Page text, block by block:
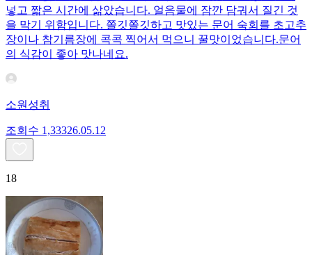
넣고 짧은 시간에 삶았습니다. 얼음물에 잠깐 담궈서 질긴 것
을 막기 위함입니다. 쫄깃쫄깃하고 맛있는 문어 숙회를 초고추
장이나 참기름장에 콕콕 찍어서 먹으니 꿀맛이었습니다.문어
의 식감이 좋아 맛나네요.
소원성취
조회수 1,33326.05.12
18